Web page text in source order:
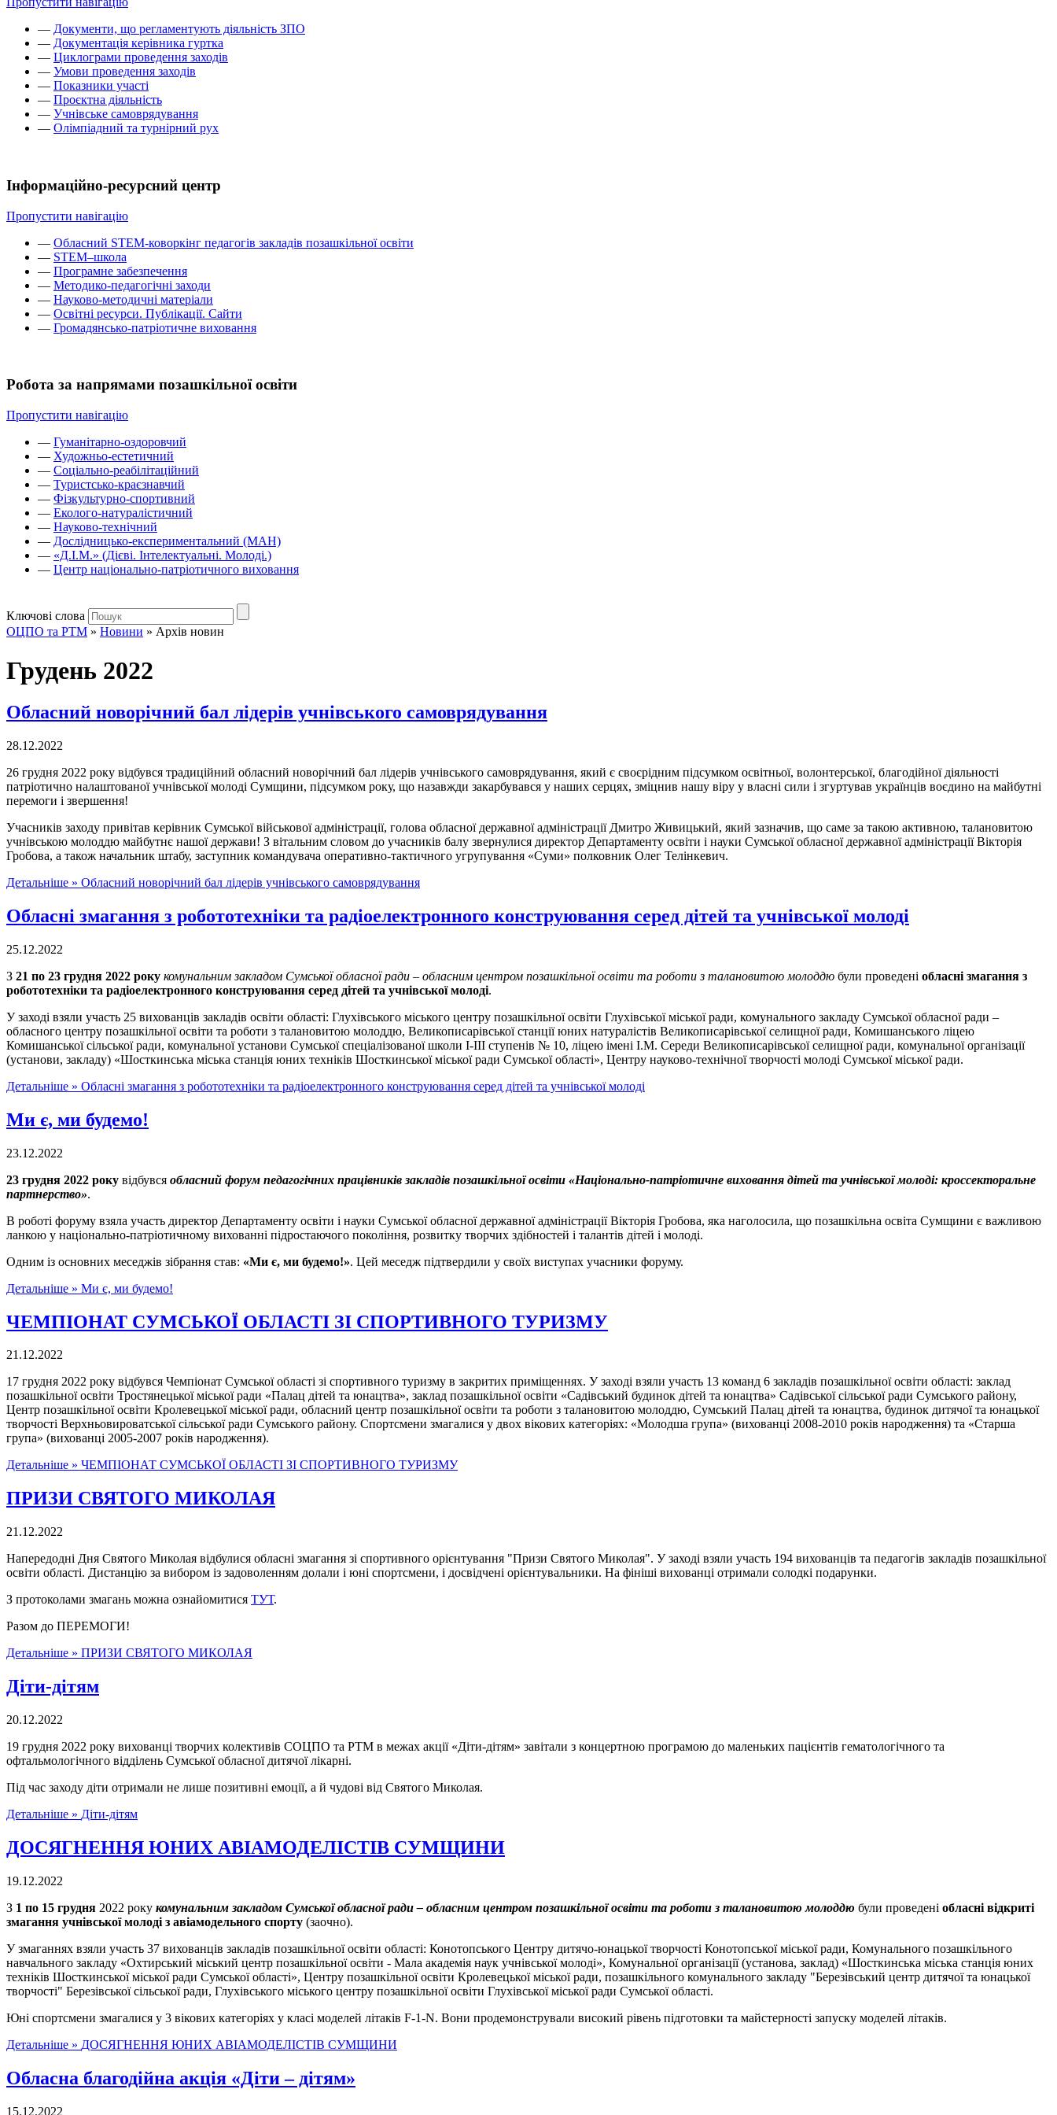
— Документи, що регламентують діяльність ЗПО
— Документація керівника гуртка
— Циклограми проведення заходів
— Умови проведення заходів
— Показники участі
— Проєктна діяльність
— Учнівське самоврядування
— Олімпіадний та турнірний рух
Інформаційно-ресурсний центр
Пропустити навігацію
— Обласний STEM-коворкінг педагогів закладів позашкільної освіти
— STEM–школа
— Програмне забезпечення
— Методико-педагогічні заходи
— Науково-методичні матеріали
— Освітні ресурси. Публікації. Сайти
— Громадянсько-патріотичне виховання
Робота за напрямами позашкільної освіти
Пропустити навігацію
— Гуманітарно-оздоровчий
— Художньо-естетичний
— Соціально-реабілітаційний
— Туристсько-краєзнавчий
— Фізкультурно-спортивний
— Еколого-натуралістичний
— Науково-технічний
— Дослідницько-експериментальний (МАН)
— «Д.І.М.» (Дієві. Інтелектуальні. Молоді.)
— Центр національно-патріотичного виховання
Ключові слова
ОЦПО та РТМ » Новини » Архів новин
Грудень 2022
Обласний новорічний бал лідерів учнівського самоврядування
28.12.2022
26 грудня 2022 року відбувся традиційний обласний новорічний бал лідерів учнівського самоврядування, який є своєрідним підсумком освітньої, волонтерської, благодійної діяльності
патріотично налаштованої учнівської молоді Сумщини, підсумком року, що назавжди закарбувався у наших серцях, зміцнив нашу віру у власні сили і згуртував українців воєдино на майбутні
перемоги і звершення!
Учасників заходу привітав керівник Сумської військової адміністрації, голова обласної державної адміністрації Дмитро Живицький, який зазначив, що саме за такою активною, талановитою
учнівською молоддю майбутнє нашої держави! З вітальним словом до учасників балу звернулися директор Департаменту освіти і науки Сумської обласної державної адміністрації Вікторія
Гробова, а також начальник штабу, заступник командувача оперативно-тактичного угрупування «Суми» полковник Олег Телінкевич.
Детальніше » Обласний новорічний бал лідерів учнівського самоврядування
Обласні змагання з робототехніки та радіоелектронного конструювання серед дітей та учнівської молоді
25.12.2022
З 21 по 23 грудня 2022 року комунальним закладом Сумської обласної ради – обласним центром позашкільної освіти та роботи з талановитою молоддю були проведені обласні змагання з
робототехніки та радіоелектронного конструювання серед дітей та учнівської молоді.
У заході взяли участь 25 вихованців закладів освіти області: Глухівського міського центру позашкільної освіти Глухівської міської ради, комунального закладу Сумської обласної ради –
обласного центру позашкільної освіти та роботи з талановитою молоддю, Великописарівської станції юних натуралістів Великописарівської селищної ради, Комишанського ліцею
Комишанської сільської ради, комунальної установи Сумської спеціалізованої школи I-III ступенів № 10, ліцею імені І.М. Середи Великописарівської селищної ради, комунальної організації
(установи, закладу) «Шосткинська міська станція юних техніків Шосткинської міської ради Сумської області», Центру науково-технічної творчості молоді Сумської міської ради.
Детальніше » Обласні змагання з робототехніки та радіоелектронного конструювання серед дітей та учнівської молоді
Ми є, ми будемо!
23.12.2022
23 грудня 2022 року відбувся обласний форум педагогічних працівників закладів позашкільної освіти «Національно-патріотичне виховання дітей та учнівської молоді: кроссекторальне
партнерство».
В роботі форуму взяла участь директор Департаменту освіти і науки Сумської обласної державної адміністрації Вікторія Гробова, яка наголосила, що позашкільна освіта Сумщини є важливою
ланкою у національно-патріотичному вихованні підростаючого покоління, розвитку творчих здібностей і талантів дітей і молоді.
Одним із основних меседжів зібрання став: «Ми є, ми будемо!». Цей меседж підтвердили у своїх виступах учасники форуму.
Детальніше » Ми є, ми будемо!
ЧЕМПІОНАТ СУМСЬКОЇ ОБЛАСТІ ЗІ СПОРТИВНОГО ТУРИЗМУ
21.12.2022
17 грудня 2022 року відбувся Чемпіонат Сумської області зі спортивного туризму в закритих приміщеннях. У заході взяли участь 13 команд 6 закладів позашкільної освіти області: заклад
позашкільної освіти Тростянецької міської ради «Палац дітей та юнацтва», заклад позашкільної освіти «Садівський будинок дітей та юнацтва» Садівської сільської ради Сумського району,
Центр позашкільної освіти Кролевецької міської ради, обласний центр позашкільної освіти та роботи з талановитою молоддю, Сумський Палац дітей та юнацтва, будинок дитячої та юнацької
творчості Верхньовироватської сільської ради Сумського району. Спортсмени змагалися у двох вікових категоріях: «Молодша група» (вихованці 2008-2010 років народження) та «Старша
група» (вихованці 2005-2007 років народження).
Детальніше » ЧЕМПІОНАТ СУМСЬКОЇ ОБЛАСТІ ЗІ СПОРТИВНОГО ТУРИЗМУ
ПРИЗИ СВЯТОГО МИКОЛАЯ
21.12.2022
Напередодні Дня Святого Миколая відбулися обласні змагання зі спортивного орієнтування "Призи Святого Миколая". У заході взяли участь 194 вихованців та педагогів закладів позашкільної
освіти області. Дистанцію за вибором із задоволенням долали і юні спортсмени, і досвідчені орієнтувальники. На фініші вихованці отримали солодкі подарунки.
З протоколами змагань можна ознайомитися ТУТ.
Разом до ПЕРЕМОГИ!
Детальніше » ПРИЗИ СВЯТОГО МИКОЛАЯ
Діти-дітям
20.12.2022
19 грудня 2022 року вихованці творчих колективів СОЦПО та РТМ в межах акції «Діти-дітям» завітали з концертною програмою до маленьких пацієнтів гематологічного та
офтальмологічного відділень Сумської обласної дитячої лікарні.
Під час заходу діти отримали не лише позитивні емоції, а й чудові від Святого Миколая.
Детальніше » Діти-дітям
ДОСЯГНЕННЯ ЮНИХ АВІАМОДЕЛІСТІВ СУМЩИНИ
19.12.2022
З 1 по 15 грудня 2022 року комунальним закладом Сумської обласної ради – обласним центром позашкільної освіти та роботи з талановитою молоддю були проведені обласні відкриті
змагання учнівської молоді з авіамодельного спорту (заочно).
У змаганнях взяли участь 37 вихованців закладів позашкільної освіти області: Конотопського Центру дитячо-юнацької творчості Конотопської міської ради, Комунального позашкільного
навчального закладу «Охтирський міський центр позашкільної освіти - Мала академія наук учнівської молоді», Комунальної організації (установа, заклад) «Шосткинська міська станція юних
техніків Шосткинської міської ради Сумської області», Центру позашкільної освіти Кролевецької міської ради, позашкільного комунального закладу "Березівський центр дитячої та юнацької
творчості" Березівської сільської ради, Глухівського міського центру позашкільної освіти Глухівської міської ради Сумської області.
Юні спортсмени змагалися у 3 вікових категоріях у класі моделей літаків F-1-N. Вони продемонстрували високий рівень підготовки та майстерності запуску моделей літаків.
Детальніше » ДОСЯГНЕННЯ ЮНИХ АВІАМОДЕЛІСТІВ СУМЩИНИ
Обласна благодійна акція «Діти – дітям»
15.12.2022